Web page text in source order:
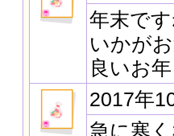
年末で
いかが
良いお
2017年
急に寒